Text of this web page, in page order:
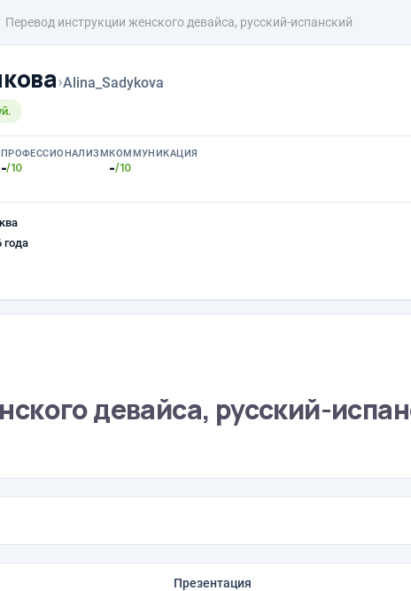
Перевод инструкции женского девайса, русский-испанский
›Alina_Sadykova
ПРОФЕССИОНАЛИЗМ
-/10
КОММУНИКАЦИЯ
-/10
года
девайса, русский-
Презентация